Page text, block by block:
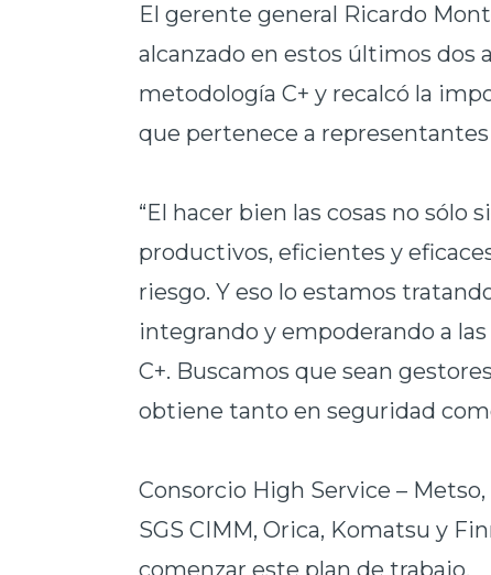
El gerente general Ricardo
alcanzadoen estos últimos dos
metodología C+ y recalcó la
que pertenece a
“El hacer bien las cosas no sólo
productivos,eficientes y
riesgo. Y eso lo estamos
integrando y empoderando a
C+. Buscamos que sean
obtiene tanto en seguridad
Consorcio High Service –
SGS CIMM, Orica, Komatsu y
comenzar este plan de trabajo.